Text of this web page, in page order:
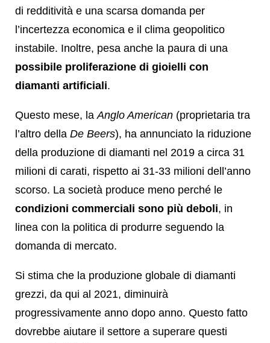
di redditività e una scarsa domanda per
l’incertezza economica e il clima geopolitico
instabile. Inoltre, pesa anche la paura di una
possibile proliferazione di gioielli con
diamanti artificiali.
Questo mese, la Anglo American (proprietaria tra
l’altro della De Beers), ha annunciato la riduzione
della produzione di diamanti nel 2019 a circa 31
milioni di carati, rispetto ai 31-33 milioni dell’anno
scorso. La società produce meno perché le
condizioni commerciali sono più deboli, in
linea con la politica di produrre seguendo la
domanda di mercato.
Si stima che la produzione globale di diamanti
grezzi, da qui al 2021, diminuirà
progressivamente anno dopo anno. Questo fatto
dovrebbe aiutare il settore a superare questi